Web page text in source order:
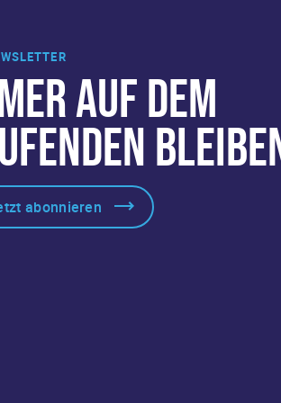
AUF DEM
abonnieren